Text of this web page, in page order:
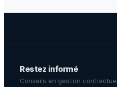
Restez informé
Conseils en gestion